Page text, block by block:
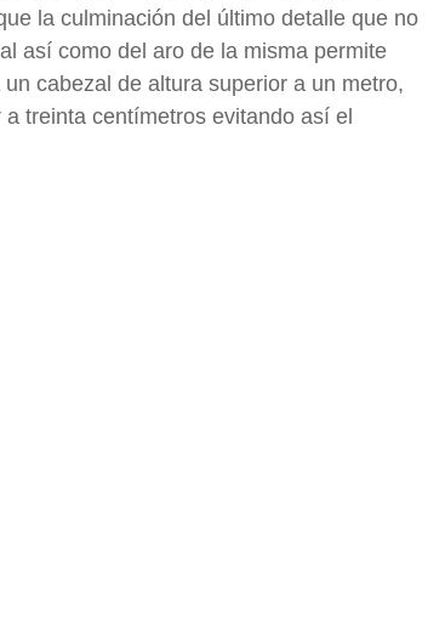
la culminación del último detalle que no
así como del aro de la misma permite
cabezal de altura superior a un metro,
treinta centímetros evitando así el